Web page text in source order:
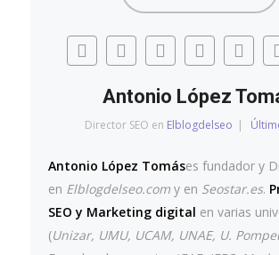
Antonio López
Director SEO en Elblogdelseo |
Antonio López Tomáses fundador y
en Elblogdelseo.comy en Seostar.es.
SEO y Marketing digital en varias
(Unizar, UMU, UCAM, UNAE, U.